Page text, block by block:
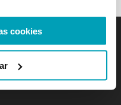
cookies